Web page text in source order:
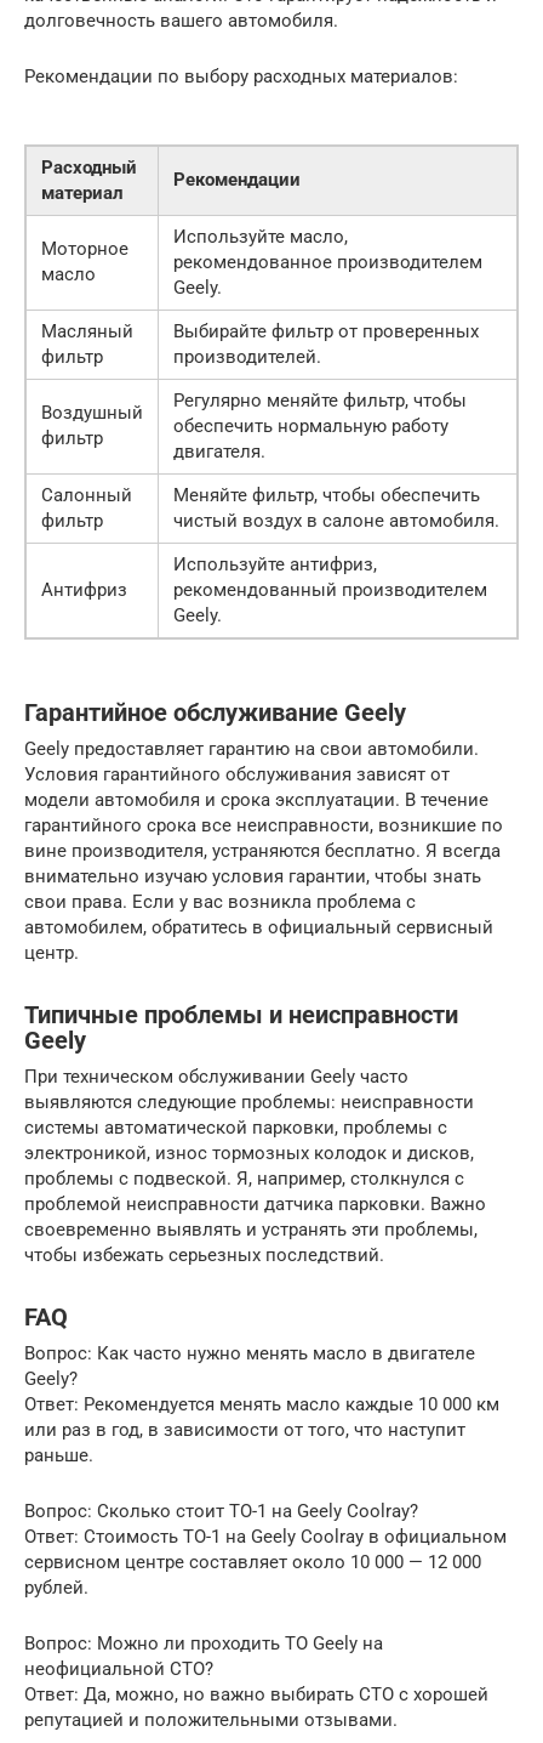
долговечность вашего автомобиля.
Рекомендации по выбору расходных материалов:
Расходный
материал
Рекомендации
Моторное
масло
Используйте масло,
рекомендованное производителем
Geely.
Масляный
фильтр
Выбирайте фильтр от проверенных
производителей.
Воздушный
фильтр
Регулярно меняйте фильтр, чтобы
обеспечить нормальную работу
двигателя.
Салонный
фильтр
Меняйте фильтр, чтобы обеспечить
чистый воздух в салоне автомобиля.
Антифриз
Используйте антифриз,
рекомендованный производителем
Geely.
Гарантийное обслуживание Geely
Geely предоставляет гарантию на свои автомобили.
Условия гарантийного обслуживания зависят от
модели автомобиля и срока эксплуатации. В течение
гарантийного срока все неисправности, возникшие по
вине производителя, устраняются бесплатно. Я всегда
внимательно изучаю условия гарантии, чтобы знать
свои права. Если у вас возникла проблема с
автомобилем, обратитесь в официальный сервисный
центр.
Типичные проблемы и неисправности
Geely
При техническом обслуживании Geely часто
выявляются следующие проблемы: неисправности
системы автоматической парковки, проблемы с
электроникой, износ тормозных колодок и дисков,
проблемы с подвеской. Я, например, столкнулся с
проблемой неисправности датчика парковки. Важно
своевременно выявлять и устранять эти проблемы,
чтобы избежать серьезных последствий.
FAQ
Вопрос: Как часто нужно менять масло в двигателе
Geely?
Ответ: Рекомендуется менять масло каждые 10 000 км
или раз в год, в зависимости от того, что наступит
раньше.
Вопрос: Сколько стоит ТО-1 на Geely Coolray?
Ответ: Стоимость ТО-1 на Geely Coolray в официальном
сервисном центре составляет около 10 000 — 12 000
рублей.
Вопрос: Можно ли проходить ТО Geely на
неофициальной СТО?
Ответ: Да, можно, но важно выбирать СТО с хорошей
репутацией и положительными отзывами.